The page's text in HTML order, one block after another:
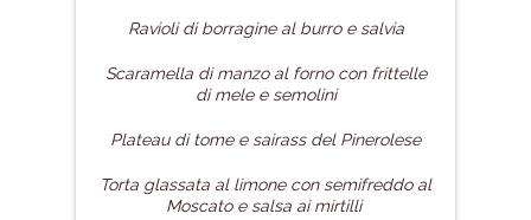
Ravioli di borragine al burro e salvia
Scaramella di manzo al forno con frittelle
di mele e semolini
Plateau di tome e sairass del Pinerolese
Torta glassata al limone con semifreddo al
Moscato e salsa ai mirtilli